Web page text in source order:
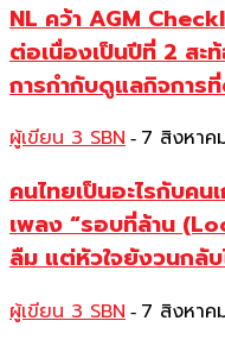
NL คว้า AGM
ต่อเนื่องเป็นปีที่ 2 สะ
การกำกับดูแลกิจการ
ผู้เขียน 3 SBN - 7 สิงหา
คนไทยเป็นอะไรกับคน
เพลง “รอบที่ล้าน
ลืม แต่หัวใจยังวนกลับ
ผู้เขียน 3 SBN - 7 สิงหา